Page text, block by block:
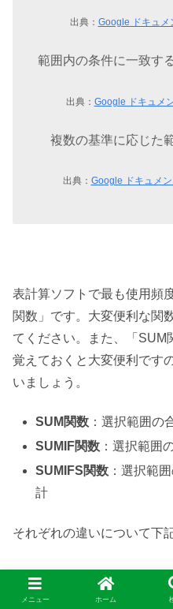
出典： Google ドキュメ
範囲内の条件に一致す
出典： Google ドキュメ
複数の基準に応じた
出典： Google ドキュメ
表計算ソフトで最も使用頻
関数」です。大変便利な関
てください。また、「SUM
覚えておくと大変便利です
いましょう。
SUM関数 ：選択範囲の
SUMIF関数 ：選択範囲
SUMIFS関数 ：選択範
計
それぞれの違いについて下
メニュー ホーム